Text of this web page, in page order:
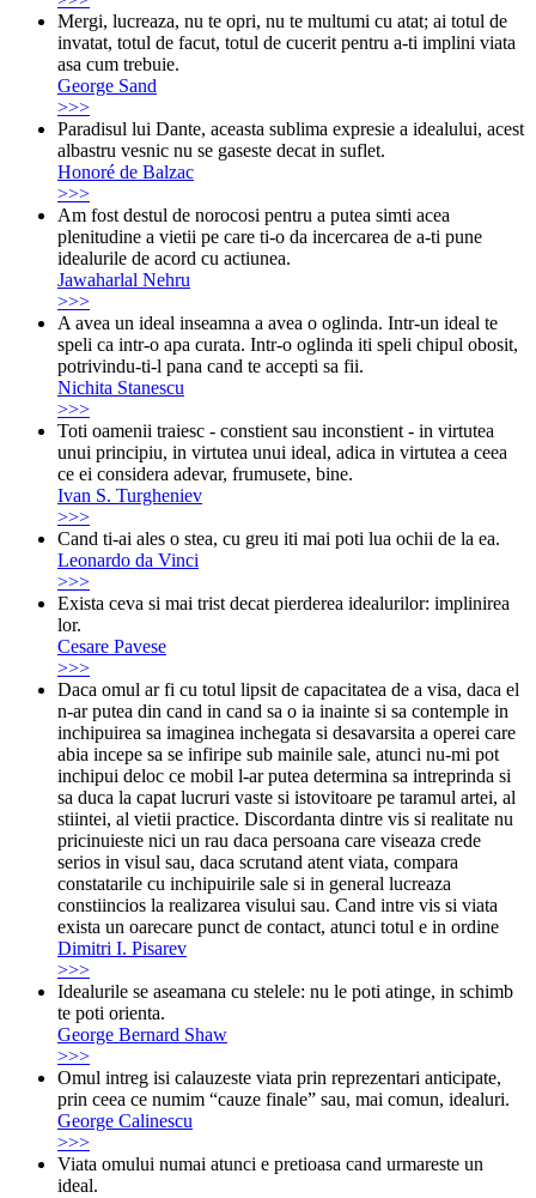
Mergi, lucreaza, nu te opri, nu te multumi cu atat; ai totul de
invatat, totul de facut, totul de cucerit pentru a-ti implini viata
asa cum trebuie.
George Sand
>>>
Paradisul lui Dante, aceasta sublima expresie a idealului, acest
albastru vesnic nu se gaseste decat in suflet.
Honoré de Balzac
>>>
Am fost destul de norocosi pentru a putea simti acea
plenitudine a vietii pe care ti-o da incercarea de a-ti pune
idealurile de acord cu actiunea.
Jawaharlal Nehru
>>>
A avea un ideal inseamna a avea o oglinda. Intr-un ideal te
speli ca intr-o apa curata. Intr-o oglinda iti speli chipul obosit,
potrivindu-ti-l pana cand te accepti sa fii.
Nichita Stanescu
>>>
Toti oamenii traiesc - constient sau inconstient - in virtutea
unui principiu, in virtutea unui ideal, adica in virtutea a ceea
ce ei considera adevar, frumusete, bine.
Ivan S. Turgheniev
>>>
Cand ti-ai ales o stea, cu greu iti mai poti lua ochii de la ea.
Leonardo da Vinci
>>>
Exista ceva si mai trist decat pierderea idealurilor: implinirea
lor.
Cesare Pavese
>>>
Daca omul ar fi cu totul lipsit de capacitatea de a visa, daca el
n-ar putea din cand in cand sa o ia inainte si sa contemple in
inchipuirea sa imaginea inchegata si desavarsita a operei care
abia incepe sa se infiripe sub mainile sale, atunci nu-mi pot
inchipui deloc ce mobil l-ar putea determina sa intreprinda si
sa duca la capat lucruri vaste si istovitoare pe taramul artei, al
stiintei, al vietii practice. Discordanta dintre vis si realitate nu
pricinuieste nici un rau daca persoana care viseaza crede
serios in visul sau, daca scrutand atent viata, compara
constatarile cu inchipuirile sale si in general lucreaza
constiincios la realizarea visului sau. Cand intre vis si viata
exista un oarecare punct de contact, atunci totul e in ordine
Dimitri I. Pisarev
>>>
Idealurile se aseamana cu stelele: nu le poti atinge, in schimb
te poti orienta.
George Bernard Shaw
>>>
Omul intreg isi calauzeste viata prin reprezentari anticipate,
prin ceea ce numim “cauze finale” sau, mai comun, idealuri.
George Calinescu
>>>
Viata omului numai atunci e pretioasa cand urmareste un
ideal.